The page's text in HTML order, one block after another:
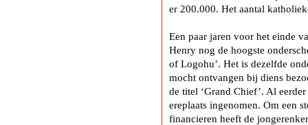
er 200.000. Het aantal
Een paar jaren voor het einde
Henry nog de hoogste
of Logohu’. Het is dezelfde
mocht ontvangen bij diens
de titel ‘Grand Chief’. Al
ereplaats ingenomen. Om een
financieren heeft de